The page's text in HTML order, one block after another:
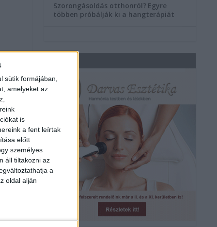
sütik formájában,
amelyeket az
is
a fent leírtak
előtt
személyes
áll tiltakozni az
a
oldal alján
Szorongásoldás otthonról? Egyre
többen próbálják ki a hangterápiát